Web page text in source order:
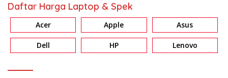
Daftar Harga Laptop & Spek
Acer Apple Asus
Dell HP Lenovo